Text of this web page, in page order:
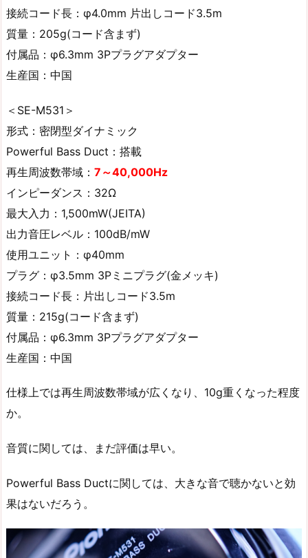
接続コード長：φ4.0mm 片出しコード3.5m
質量：205g(コード含まず)
付属品：φ6.3mm 3Pプラグアダプター
生産国：中国
＜SE-M531＞
形式：密閉型ダイナミック
Powerful Bass Duct：搭載
再生周波数帯域： 7～40,000Hz
インピーダンス：32Ω
最大入力：1,500mW(JEITA)
出力音圧レベル：100dB/mW
使用ユニット：φ40mm
プラグ：φ3.5mm 3Pミニプラグ(金メッキ)
接続コード長：片出しコード3.5m
質量：215g(コード含まず)
付属品：φ6.3mm 3Pプラグアダプター
生産国：中国
仕様上では再生周波数帯域が広くなり、10g重くなった程度
か。
音質に関しては、まだ評価は早い。
Powerful Bass Ductに関しては、大きな音で聴かないと効
果はないだろう。